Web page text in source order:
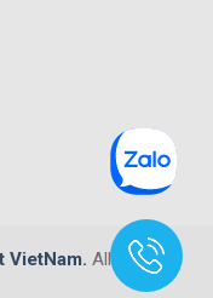
VietNam. All rights